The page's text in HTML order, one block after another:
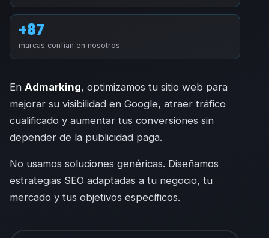
+87
marcas confían en nosotros
En Admarking, optimizamos tu sitio web para
mejorar su visibilidad en Google, atraer tráfico
cualificado y aumentar tus conversiones sin
depender de la publicidad paga.
No usamos soluciones genéricas. Diseñamos
estrategias SEO adaptadas a tu negocio, tu
mercado y tus objetivos específicos.